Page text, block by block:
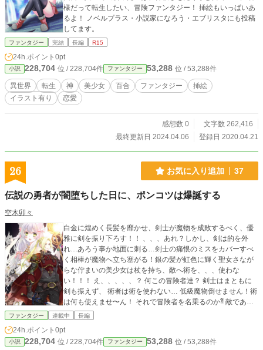
様だって転生したい、冒険ファンタジー！ 挿絵もいっぱいあ
るよ！ ノベルプラス・小説家になろう・エブリスタにも投稿
してます。
ファンタジー 完結 長編 R15
24h.ポイント 0pt
小説 228,704 位 / 228,704件 ファンタジー 53,288 位 / 53,288件
異世界 転生 神 美少女 百合 ファンタジー
挿絵
イラスト有り
恋愛
感想数 0
文字数 262,416
最終更新日 2024.04.06
登録日 2020.04.21
26 お気に入り追加 37
伝説の勇者が闇堕ちした日に、ポンコツは爆誕する
空木卯々
白金に煌めく長髪を靡かせ、剣士が魔物を成敗するべく、優
雅に剣を振り下ろす！！ 、、、あれ？しかし、剣は的を外
れ…あろう事か地面に刺る…剣士の痛恨のミスをカバーすべ
く相棒が魔物へ立ち塞がる！銀の髪が虹色に輝く聖女さなが
らな佇まいの美少女は杖を持ち、敵へ術を、、、使わな
い！！！ え、、、、、？ 何この冒険者達？ 剣士はまともに
剣も振えず、 術者は術を使わない… 低級魔物倒せません！術
は何も使えませ〜ん！ それで冒険者を名乗るのか⁈ 敵である
魔物が心配してしまう程のポンコツ二人！ そんなポンコツ二
なことが叶うのか⁈ いや、いや無理ゲーだ⁈ でも！行けてしま
うんです！ ポンコツ二人が奇跡を起こす！ ポンコツ冒険譚、
ファンタジー 連載中 長編
24h.ポイント 0pt
小説 228,704 位 / 228,704件 ファンタジー 53,288 位 / 53,288件